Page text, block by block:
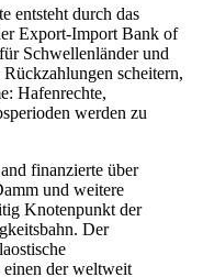
entsteht durch das
Export-Import Bank of
Schwellenländer und
scheitern,
Hafenrechte,
werden zu
finanzierte über
und weitere
Knotenpunkt der
Der
einen der weltweit